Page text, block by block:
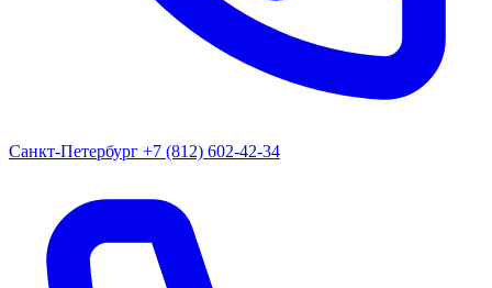
Санкт-Петербург +7 (812) 602-42-34